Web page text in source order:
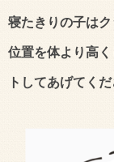
寝たきりの子は
位置を体より高
トしてあげてくだ